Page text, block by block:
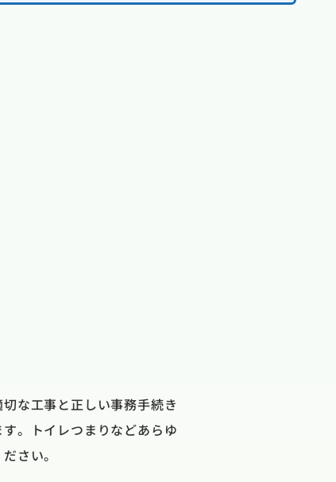
な工事と正しい事務手続き
。トイレつまりなどあらゆ
さい。